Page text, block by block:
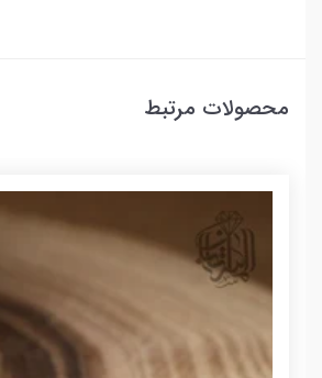
محصولات مرتبط